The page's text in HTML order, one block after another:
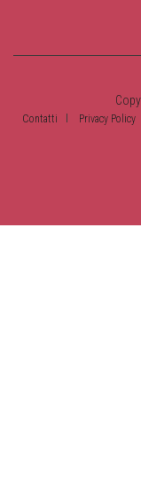
Contatti Privacy Policy